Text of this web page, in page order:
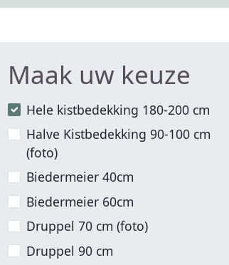
Maak uw keuze
Hele kistbedekking 180-200 cm
Halve Kistbedekking 90-100 cm
(foto)
Biedermeier 40cm
Biedermeier 60cm
Druppel 70 cm (foto)
Druppel 90 cm